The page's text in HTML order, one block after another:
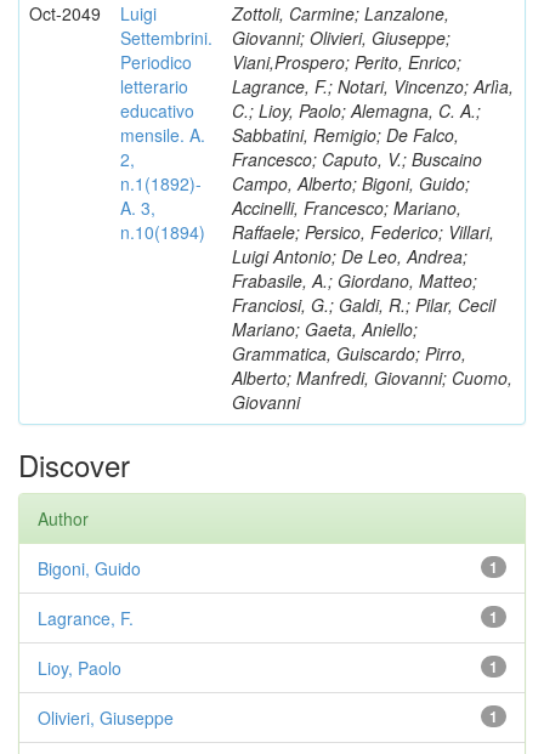
Oct-2049
Luigi
Settembrini.
Periodico
letterario
educativo
mensile. A.
2,
n.1(1892)-
A. 3,
n.10(1894)
Zottoli, Carmine; Lanzalone,
Giovanni; Olivieri, Giuseppe;
Viani,Prospero; Perito, Enrico;
Lagrance, F.; Notari, Vincenzo; Arlìa,
C.; Lioy, Paolo; Alemagna, C. A.;
Sabbatini, Remigio; De Falco,
Francesco; Caputo, V.; Buscaino
Campo, Alberto; Bigoni, Guido;
Accinelli, Francesco; Mariano,
Raffaele; Persico, Federico; Villari,
Luigi Antonio; De Leo, Andrea;
Frabasile, A.; Giordano, Matteo;
Franciosi, G.; Galdi, R.; Pilar, Cecil
Mariano; Gaeta, Aniello;
Grammatica, Guiscardo; Pirro,
Alberto; Manfredi, Giovanni; Cuomo,
Giovanni
Discover
Author
1
Bigoni, Guido
1
Lagrance, F.
1
Lioy, Paolo
1
Olivieri, Giuseppe